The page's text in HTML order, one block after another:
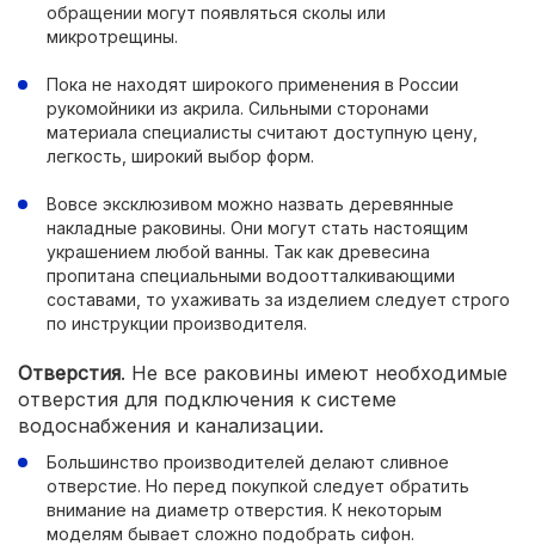
обращении могут появляться сколы или
микротрещины.
Пока не находят широкого применения в России
рукомойники из акрила. Сильными сторонами
материала специалисты считают доступную цену,
легкость, широкий выбор форм.
Вовсе эксклюзивом можно назвать деревянные
накладные раковины. Они могут стать настоящим
украшением любой ванны. Так как древесина
пропитана специальными водоотталкивающими
составами, то ухаживать за изделием следует строго
по инструкции производителя.
Отверстия. Не все раковины имеют необходимые
отверстия для подключения к системе
водоснабжения и канализации.
Большинство производителей делают сливное
отверстие. Но перед покупкой следует обратить
внимание на диаметр отверстия. К некоторым
моделям бывает сложно подобрать сифон.